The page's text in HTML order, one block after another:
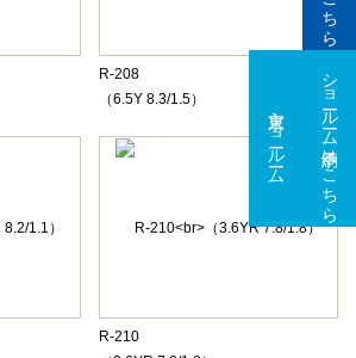
ショールーム予約はこちら
東京ショールーム 大阪ショールーム
R-208
（6.5Y 8.3/1.5）
R-210